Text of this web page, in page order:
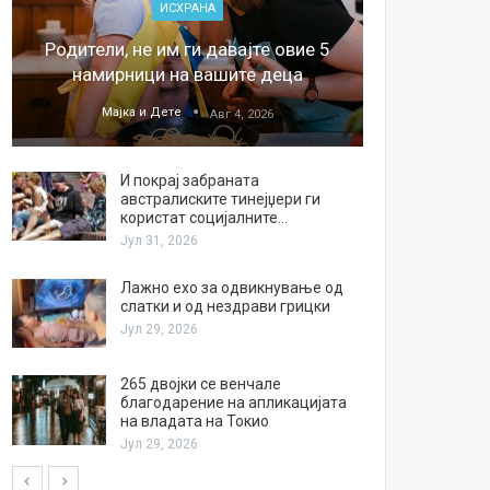
ИСХРАНА
Родители, не им ги давајте овие 5
намирници на вашите деца
Мајка и Дете Авг 4, 2026
И покрај забраната
австралиските тинејџери ги
користат социјалните…
Јул 31, 2026
Лажно ехо за одвикнување од
слатки и од нездрави грицки
Јул 29, 2026
265 двојки се венчале
благодарение на апликацијата
на владата на Токио
Јул 29, 2026